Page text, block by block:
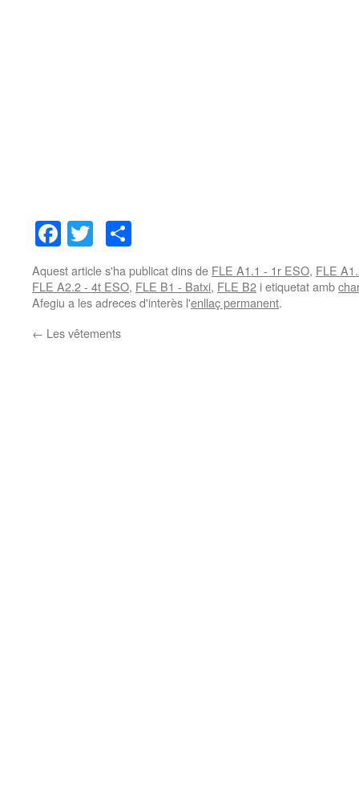
Facebook
Twitter
Aquest article s'ha publicat dins de FLE A1.1 - 1r ESO, FLE
FLE A2.2 - 4t ESO, FLE B1 - Batxi, FLE B2 i etiquetat amb
Afegiu a les adreces d'interès l'enllaç permanent.
← Les vêtements